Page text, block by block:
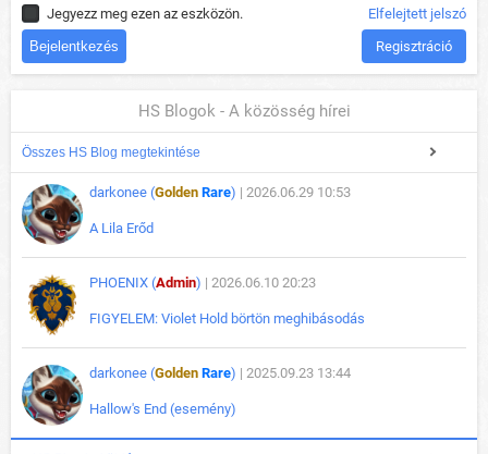
Jegyezz meg ezen az eszközön. Elfelejtett jelszó
Regisztráció
HS Blogok - A közösség hírei
Összes HS Blog megtekintése
darkonee (Golden Rare) | 2026.06.29 10:53
A Lila Erőd
PHOENIX (Admin) | 2026.06.10 20:23
FIGYELEM: Violet Hold börtön meghibásodás
darkonee (Golden Rare) | 2025.09.23 13:44
Hallow's End (esemény)